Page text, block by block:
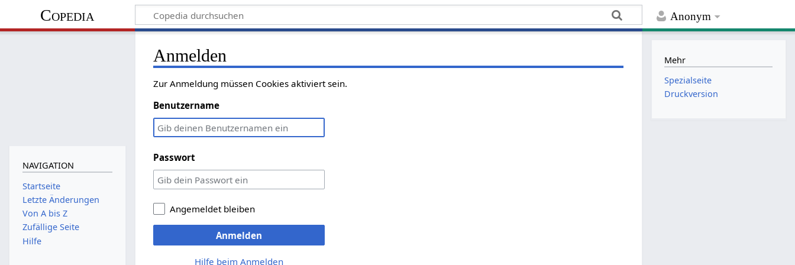
Anonym
Copedia
Anmelden
Zur Anmeldung müssen Cookies aktiviert sein.
Benutzername
Passwort
Angemeldet bleiben
Anmelden
Hilfe beim Anmelden
NAVIGATION
Startseite
Letzte Änderungen
Von A bis Z
Zufällige Seite
Hilfe
Mehr
Spezialseite
Druckversion